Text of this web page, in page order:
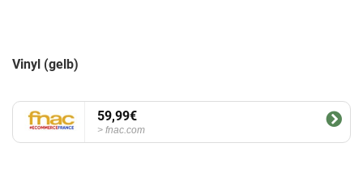
Vinyl (gelb)
59,99€
fnac.com